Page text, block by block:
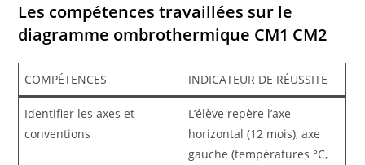
Les compétences travaillées sur le
diagramme ombrothermique CM1 CM2
COMPÉTENCES INDICATEUR DE RÉUSSITE
Identifier les axes et
conventions
L’élève repère l’axe
horizontal (12 mois), axe
gauche (températures °C,